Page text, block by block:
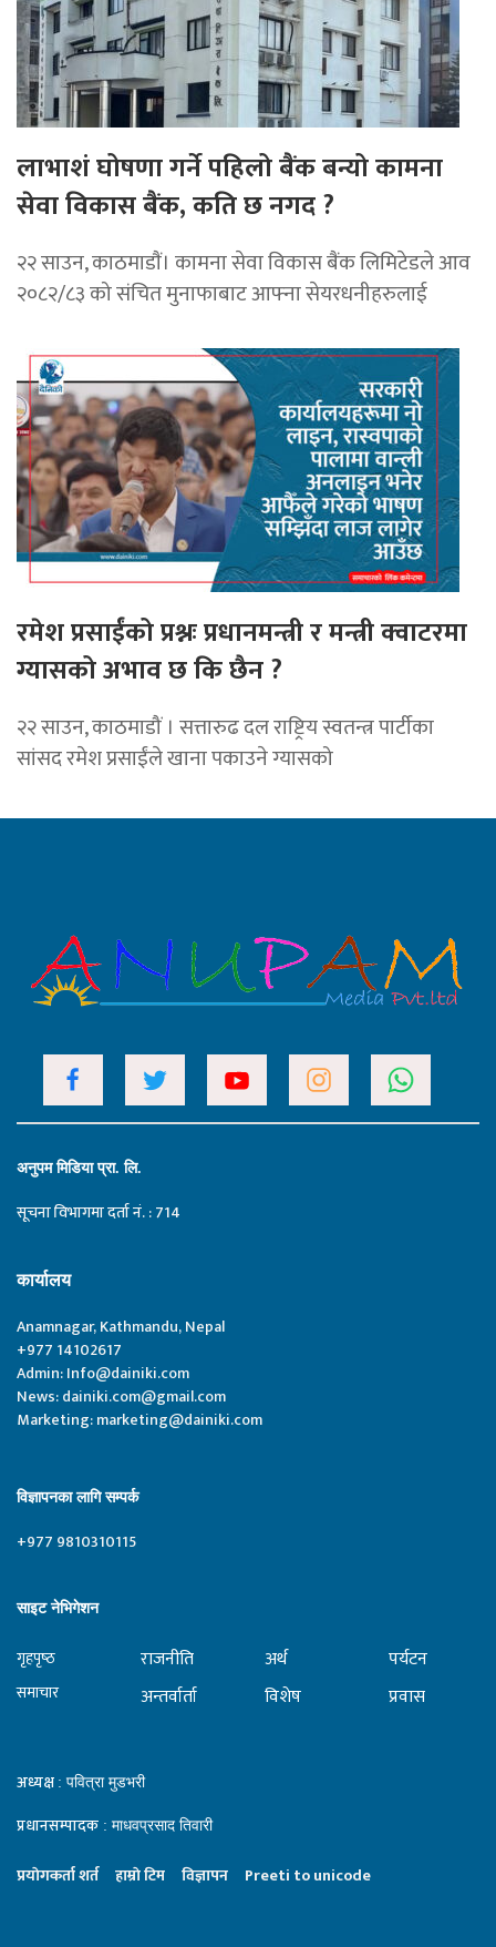
लाभाशं घोषणा गर्ने पहिलो बैंक बन्यो कामना
सेवा विकास बैंक, कति छ नगद ?
२२ साउन, काठमाडाैं। कामना सेवा विकास बैंक लिमिटेडले आव
२०८२/८३ को संचित मुनाफाबाट आफ्ना सेयरधनीहरुलाई
रमेश प्रसाईंको प्रश्नः प्रधानमन्त्री र मन्त्री क्वाटरमा
ग्यासको अभाव छ कि छैन ?
२२ साउन, काठमाडौं । सत्तारुढ दल राष्ट्रिय स्वतन्त्र पार्टीका
सांसद रमेश प्रसाईंले खाना पकाउने ग्यासको
अनुपम मिडिया प्रा. लि.
सूचना विभागमा दर्ता नं. : 714
कार्यालय
Anamnagar, Kathmandu, Nepal
+977 14102617
Admin:Info@dainiki.com
News:dainiki.com@gmail.com
Marketing:marketing@dainiki.com
विज्ञापनका लागि सम्पर्क
+977 9810310115
साइट नेभिगेशन
गृहपृष्‍ठ
समाचार
राजनीति
अन्तर्वार्ता
अर्थ
विशेष
पर्यटन
प्रवास
अध्यक्ष : पवित्रा मुडभरी
प्रधानसम्पादक : माधवप्रसाद तिवारी
प्रयाेगकर्ता शर्त हाम्राे टिम विज्ञापन Preeti to unicode